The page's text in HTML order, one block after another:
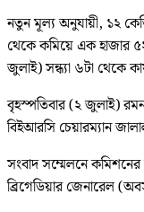
নতুন মূল্য অনুযায়ী, ১২
থেকে কমিয়ে এক হাজার
জুলাই) সন্ধ্যা ৬টা থেকে
বৃহস্পতিবার (২ জুলাই)
বিইআরসি চেয়ারম্যান
সংবাদ সম্মেলনে
ব্রিগেডিয়ার জেনারেল